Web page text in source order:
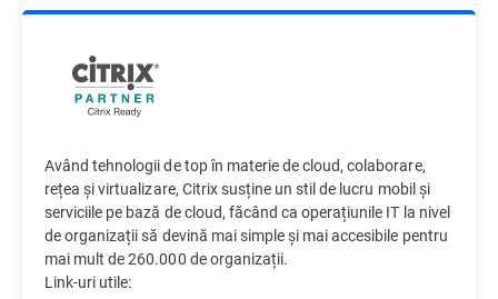
Având tehnologii de top în materie de cloud, colaborare,
rețea și virtualizare, Citrix susține un stil de lucru mobil și
serviciile pe bază de cloud, făcând ca operațiunile IT la nivel
de organizații să devină mai simple și mai accesibile pentru
mai mult de 260.000 de organizații.
Link-uri utile: